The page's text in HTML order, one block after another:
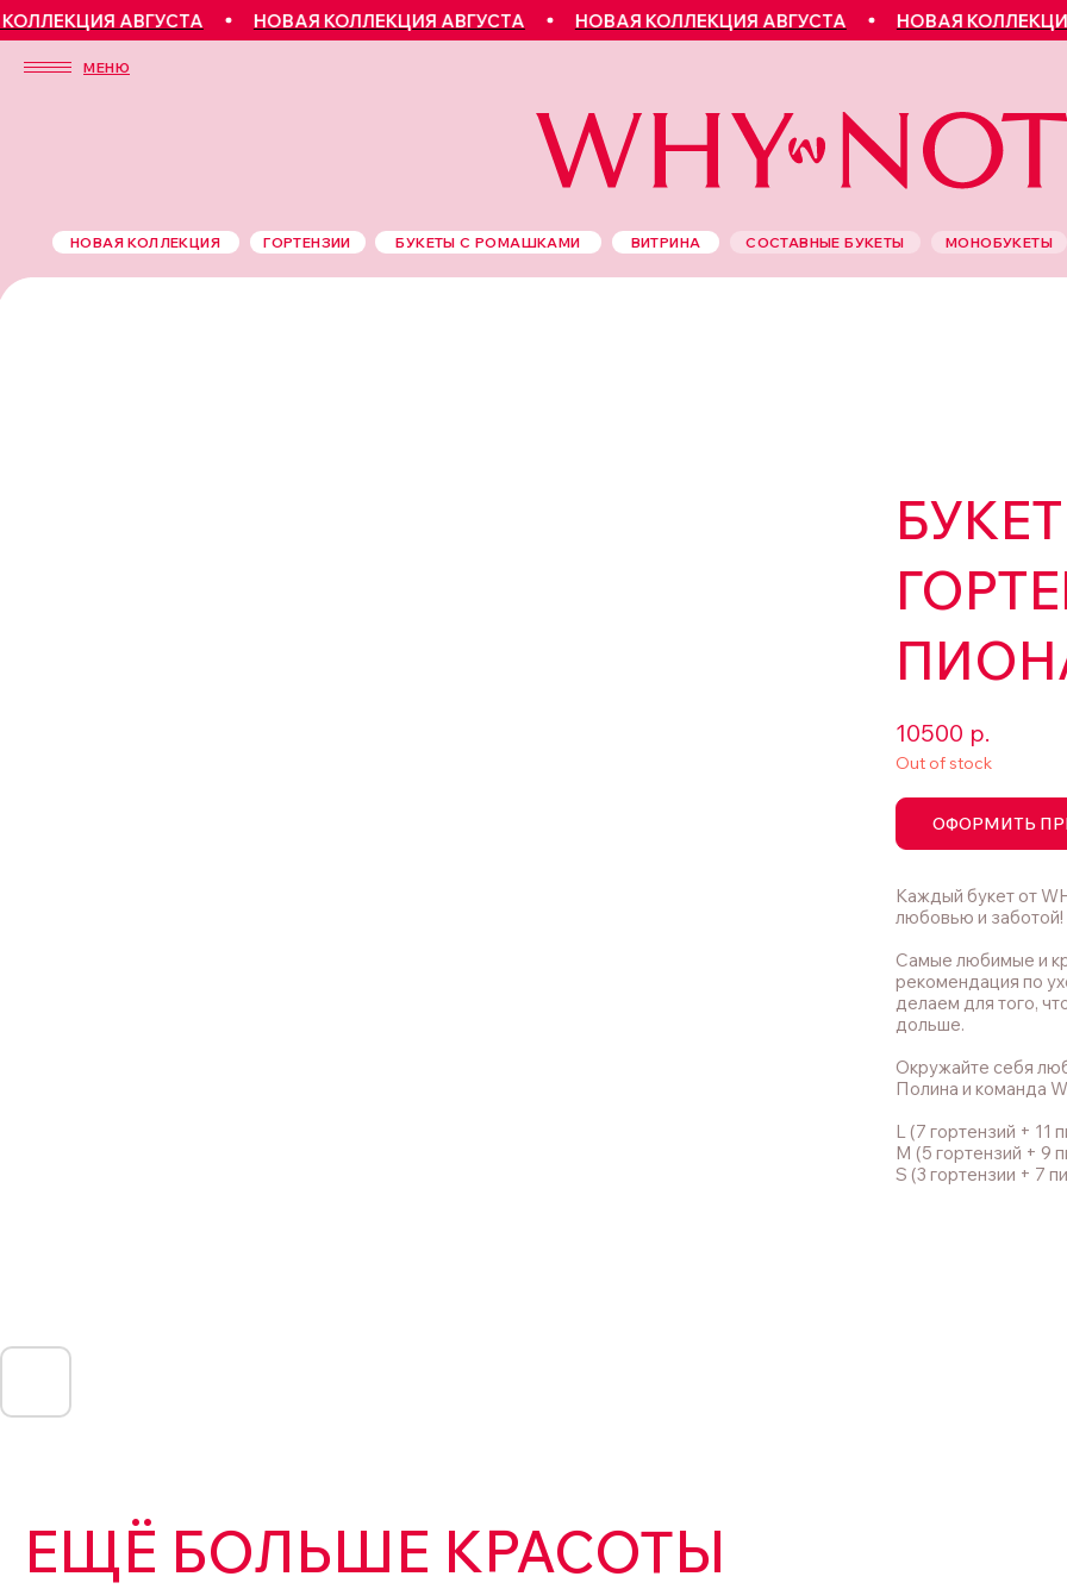
АВГУСТА НОВАЯ КОЛЛЕКЦИЯ АВГУСТА НОВАЯ КОЛЛЕКЦИЯ АВГУСТА НОВАЯ КОЛЛЕКЦИЯ
МЕНЮ
БУКЕТЫ С РОМАШКАМИ ВИТРИНА
НОВАЯ КОЛЛЕКЦИЯ ГОРТЕНЗИИ МОНОБУКЕТЫ
СОСТАВНЫЕ БУКЕТЫ
10500 р.
Out of stock
ОФОРМИТЬ
Каждый букет от
любовью и заботой!
Самые любимые и
рекомендация по
делаем для того,
дольше.
Окружайте себя
Полина и команда
L (7 гортензий + 11
M (5 гортензий + 9
S (3 гортензии + 7
ЕЩЁ БОЛЬШЕ КРАСОТЫ